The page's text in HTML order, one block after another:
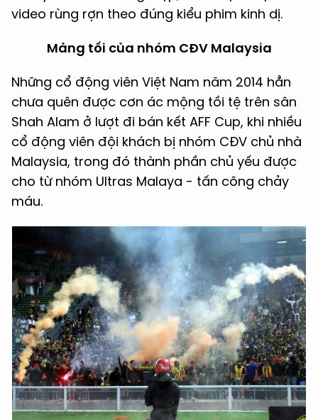
video rùng rợn theo đúng kiểu phim kinh dị.
Mảng tối của nhóm CĐV Malaysia
Những cổ động viên Việt Nam năm 2014 hẳn
chưa quên được cơn ác mộng tồi tệ trên sân
Shah Alam ở lượt đi bán kết AFF Cup, khi nhiều
cổ động viên đội khách bị nhóm CĐV chủ nhà
Malaysia, trong đó thành phần chủ yếu được
cho từ nhóm Ultras Malaya - tấn công chảy
máu.